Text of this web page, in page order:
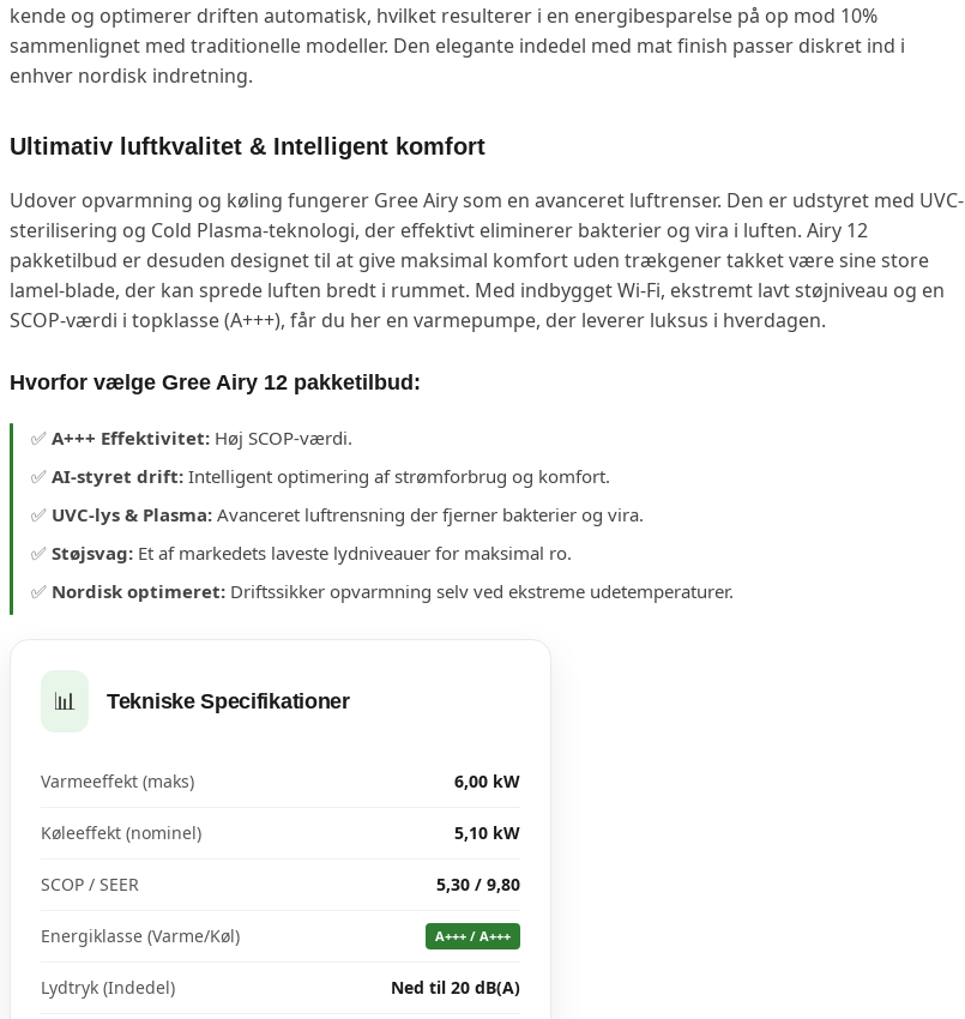
kende og optimerer driften automatisk, hvilket resulterer i en energibesparelse på op mod 10%
sammenlignet med traditionelle modeller. Den elegante indedel med mat finish passer diskret ind i
enhver nordisk indretning.
Ultimativ luftkvalitet & Intelligent komfort
Udover opvarmning og køling fungerer Gree Airy som en avanceret luftrenser. Den er udstyret med UVC-
sterilisering og Cold Plasma-teknologi, der effektivt eliminerer bakterier og vira i luften. Airy 12
pakketilbud er desuden designet til at give maksimal komfort uden trækgener takket være sine store
lamel-blade, der kan sprede luften bredt i rummet. Med indbygget Wi-Fi, ekstremt lavt støjniveau og en
SCOP-værdi i topklasse (A+++), får du her en varmepumpe, der leverer luksus i hverdagen.
Hvorfor vælge Gree Airy 12 pakketilbud:
✅ A+++ Effektivitet: Høj SCOP-værdi.
✅ AI-styret drift: Intelligent optimering af strømforbrug og komfort.
✅ UVC-lys & Plasma: Avanceret luftrensning der fjerner bakterier og vira.
✅ Støjsvag: Et af markedets laveste lydniveauer for maksimal ro.
✅ Nordisk optimeret: Driftssikker opvarmning selv ved ekstreme udetemperaturer.
📊 Tekniske Specifikationer
Varmeeffekt (maks) 6,00 kW
Køleeffekt (nominel) 5,10 kW
SCOP / SEER 5,30 / 9,80
Energiklasse (Varme/Køl) A+++ / A+++
Lydtryk (Indedel) Ned til 20 dB(A)